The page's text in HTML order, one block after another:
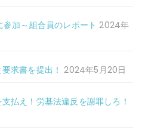
参加～組合員のレポート 2024年
求書を提出！ 2024年5月20日
払え！労基法違反を謝罪しろ！